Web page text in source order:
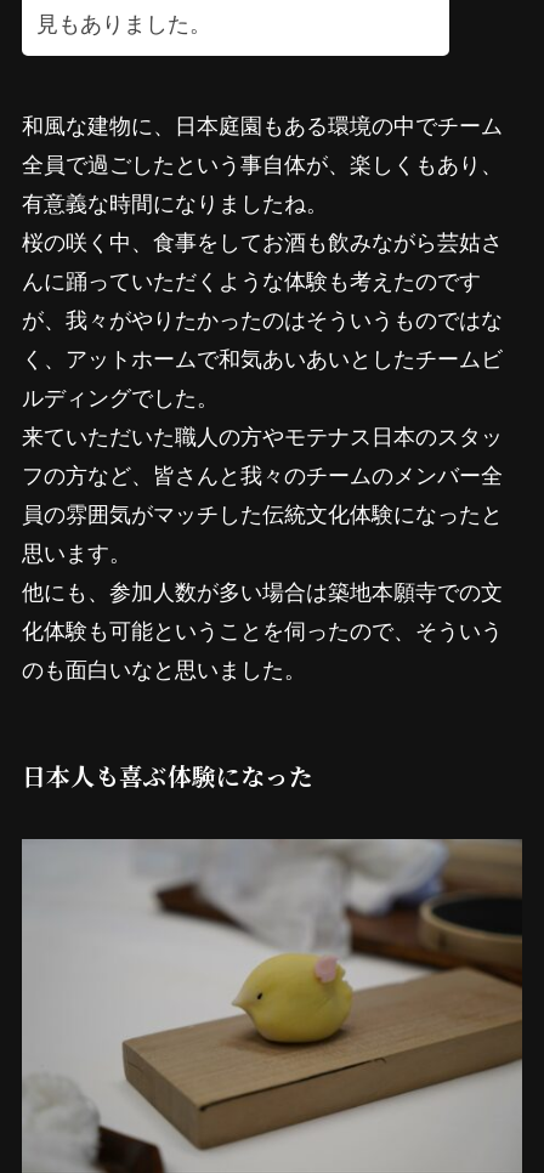
見もありました。
和風な建物に、日本庭園もある環境の中でチーム
全員で過ごしたという事自体が、楽しくもあり、
有意義な時間になりましたね。
桜の咲く中、食事をしてお酒も飲みながら芸姑さ
んに踊っていただくような体験も考えたのです
が、我々がやりたかったのはそういうものではな
く、アットホームで和気あいあいとしたチームビ
ルディングでした。
来ていただいた職人の方やモテナス日本のスタッ
フの方など、皆さんと我々のチームのメンバー全
員の雰囲気がマッチした伝統文化体験になったと
思います。
他にも、参加人数が多い場合は築地本願寺での文
化体験も可能ということを伺ったので、そういう
のも面白いなと思いました。
日本人も喜ぶ体験になった